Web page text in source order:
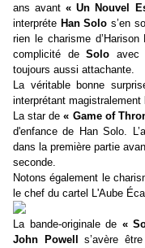
ans avant « Un Nouvel
interpréte Han Solo s’en
rien le charisme
complicité deSolo avec
toujours aussi attachante.
La véritable bonne
interprétant magistralement
La star de« Game of
d'enfance de Han Solo.
dans la première partie
seconde.
Notons également le
le chef du cartel L'Aube
La bande-originale de «
John Powell
s’avère